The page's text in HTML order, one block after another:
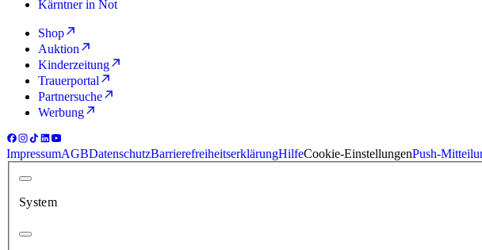
Kärntner in Not
Shop
Auktion
Kinderzeitung
Trauerportal
Partnersuche
Werbung
ImpressumAGBDatenschutzBarrierefreiheitserklärungHilfeCookie-EinstellungenPush-
System